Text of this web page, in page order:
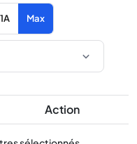
1A Max
Action